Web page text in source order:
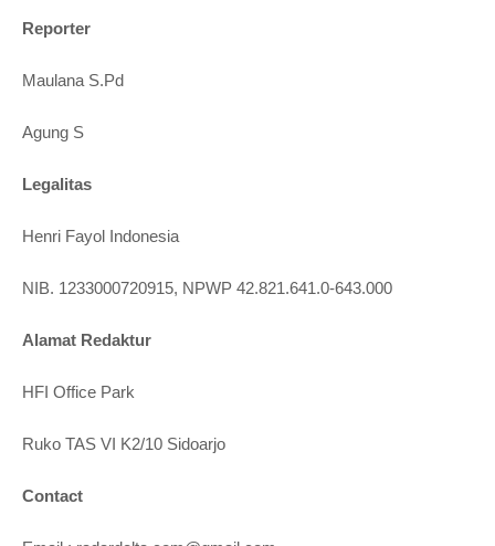
Reporter
Maulana S.Pd
Agung S
Legalitas
Henri Fayol Indonesia
NIB. 1233000720915, NPWP 42.821.641.0-643.000
Alamat Redaktur
HFI Office Park
Ruko TAS VI K2/10 Sidoarjo
Contact